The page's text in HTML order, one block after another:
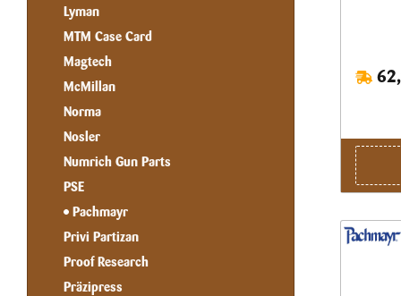
Lyman
MTM Case Card
Magtech
McMillan
Norma
Nosler
Numrich Gun Parts
PSE
Pachmayr
Privi Partizan
Proof Research
Präzipress